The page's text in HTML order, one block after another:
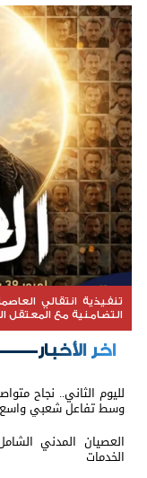
تنفيذية انتقالي
التضامنية مع المعتقل
اخر الأخبار
لليوم الثاني.. نجاح
وسط تفاعل شعبي واسع
العصيان المدني
الخدمات